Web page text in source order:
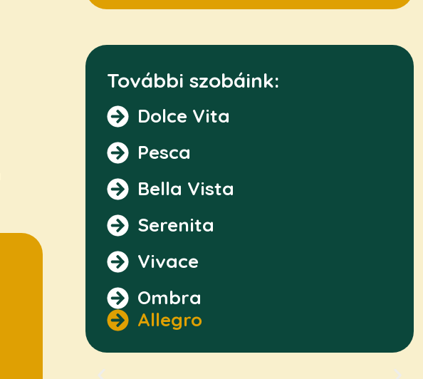
További szobáink:
Dolce Vita
Pesca
Bella Vista
Serenita
Vivace
Ombra
Allegro